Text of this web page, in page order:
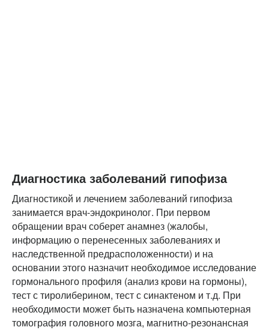
Диагностика заболеваний гипофиза
Диагностикой и лечением заболеваний гипофиза
занимается врач-эндокринолог. При первом
обращении врач соберет анамнез (жалобы,
информацию о перенесенных заболеваниях и
наследственной предрасположенности) и на
основании этого назначит необходимое исследование
гормонального профиля (анализ крови на гормоны),
тест с тиролиберином, тест с синактеном и т.д. При
необходимости может быть назначена компьютерная
томография головного мозга, магнитно-резонансная